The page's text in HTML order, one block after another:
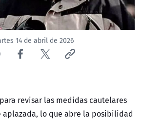
14 de abril de 2026
revisar las medidas cautelares
aplazada, lo que abre la posibilidad